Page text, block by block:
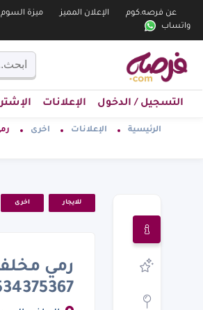
عن فرصه.كوم الإعلان المميز ميزة السوم
واتساب
التسجيل / الدخول الإعلانات
الرئيسية الإعلانات اخرى
للايجار اخرى
رمي